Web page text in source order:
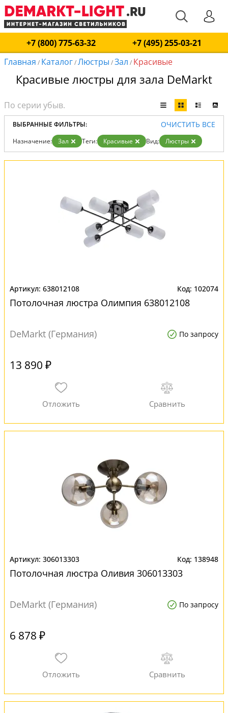
+7 (800) 775-63-32
+7 (495) 255-03-21
Главная / Каталог/Люстры /Зал / Красивые
Красивые люстры для зала DeMarkt
ВЫБРАННЫЕ ФИЛЬТРЫ: ОЧИСТИТЬ ВСЕ
Назначение: Зал Теги: Красивые Вид: Люстры
638012108 102074
Потолочная люстра Олимпия 638012108
DeMarkt (Германия) По запросу
13 890 ₽
306013303 138948
Потолочная люстра Оливия 306013303
DeMarkt (Германия) По запросу
6 878 ₽